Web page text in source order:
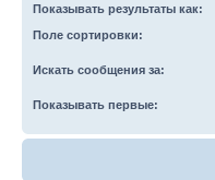
Показывать результаты как:
Поле сортировки:
Искать сообщения за:
Показывать первые: